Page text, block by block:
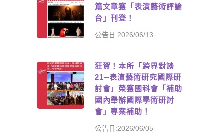
篇文章獲「表演藝術評論
台」刊登！
公告日:2026/06/13
狂賀！本所「跨界對談
21─表演藝術研究國際研
討會」榮獲國科會「補助
國內舉辦國際學術研討
會」專案補助！
公告日:2026/06/05